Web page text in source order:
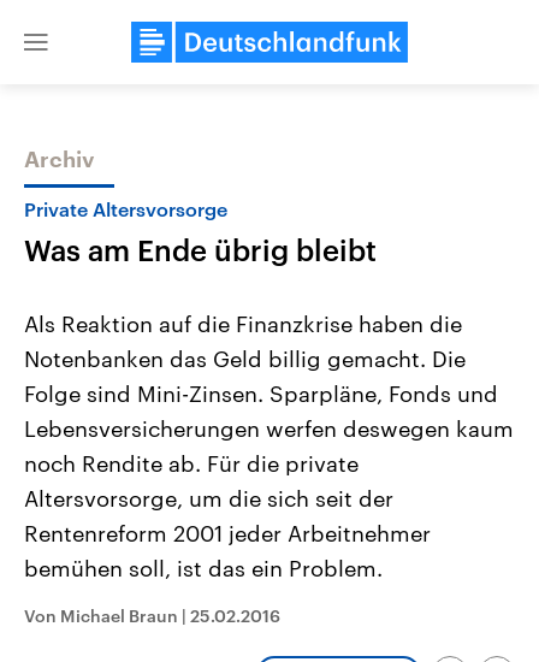
Close
Themen
Landtagswahl Sachsen-Anhalt
2026
Alle Informationen
Sachsen-Anhalt wählt am 6.
September 2026 einen neuen
Landtag. Seit 2021 wird das
Bundesland von einer Koalition aus
Umfragen, Prognosen,
und Hintergründe zu den Parteien
und Kandidaten der anstehenden
USA
Aktuelle Beiträge,
Hintergründe
Wirtschaftlich und
gehören die Vereinigten
mit großem Einfluss auf
Sendungen Programm
Archiv
Private Altersvorsorge
Was am Ende übrig bleibt
Als Reaktion auf die Finanzkrise haben die
Notenbanken das Geld billig gemacht. Die
Folge sind Mini-Zinsen. Sparpläne, Fonds und
Lebensversicherungen werfen deswegen kaum
noch Rendite ab. Für die private
Altersvorsorge, um die sich seit der
Rentenreform 2001 jeder Arbeitnehmer
bemühen soll, ist das ein Problem.
Von Michael Braun | 25.02.2016